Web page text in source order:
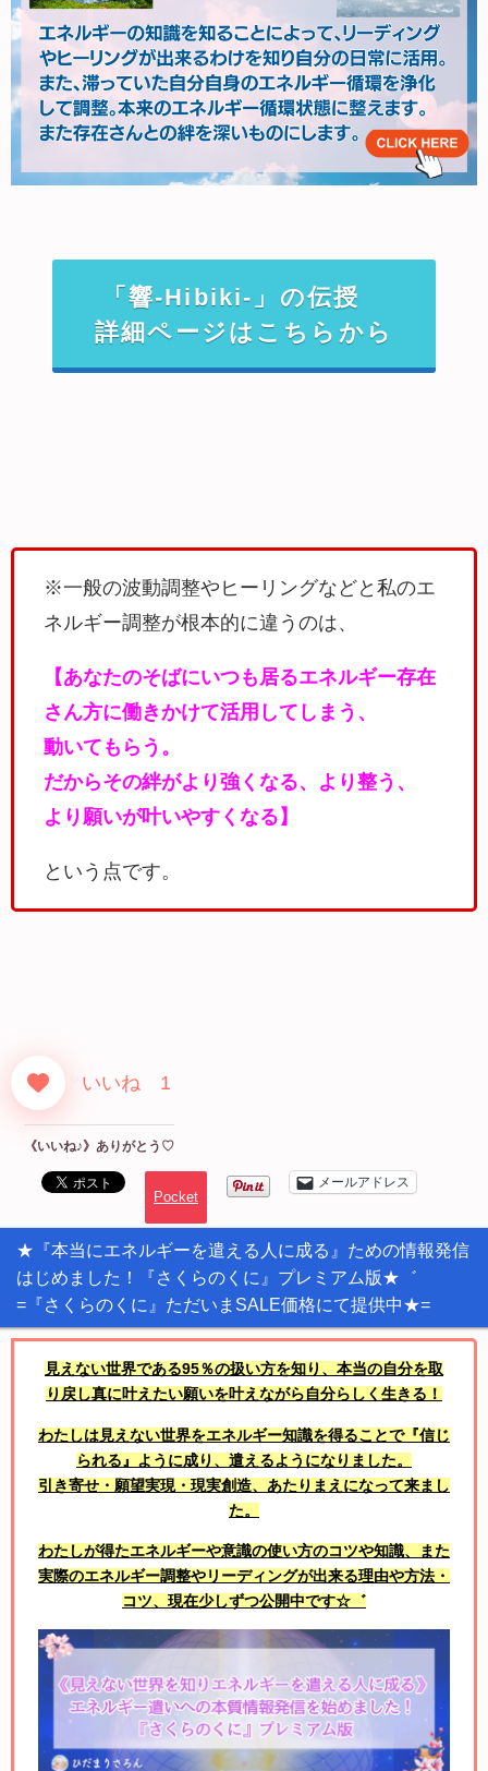
「響-Hibiki-」の伝授
詳細ページはこちらから
※一般の波動調整やヒーリングなどと私のエ
ネルギー調整が根本的に違うのは、
【あなたのそばにいつも居るエネルギー存在
さん方に働きかけて活用してしまう、
動いてもらう。
だからその絆がより強くなる、より整う、
より願いが叶いやすくなる】
という点です。
いいね 1
《いいね♪》ありがとう♡
Pocket
メールアドレス
★『本当にエネルギーを遣える人に成る』ための情報発信
はじめました！『さくらのくに』プレミアム版★゛
=『さくらのくに』ただいまSALE価格にて提供中★=
見えない世界である95％の扱い方を知り、本当の自分を取
り戻し真に叶えたい願いを叶えながら自分らしく生きる！
わたしは見えない世界をエネルギー知識を得ることで『信じ
られる』ように成り、遣えるようになりました。
引き寄せ・願望実現・現実創造、あたりまえになって来まし
た。
わたしが得たエネルギーや意識の使い方のコツや知識、また
実際のエネルギー調整やリーディングが出来る理由や方法・
コツ、現在少しずつ公開中です☆゛